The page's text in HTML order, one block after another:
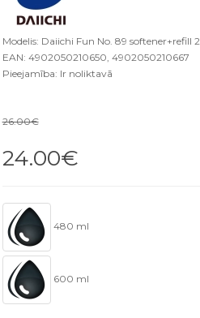
Modelis: Daiichi Fun No. 89 softener+refill
EAN: 4902050210650, 4902050210667
Pieejamība: Ir noliktavā
26.00€
24.00€
480 ml
600 ml